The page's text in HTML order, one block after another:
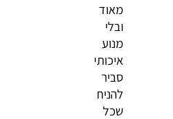
מאוד
ובלי
מנוע
איכותי
סביר
להניח
שכל